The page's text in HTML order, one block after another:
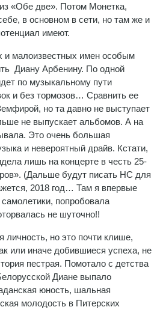
«Обе две». Потом Монетка,
в основном в сети, но там же и
имеют.
и малоизвестных имен особым
Диану Арбенину. По одной
по музыкальному пути
и без тормозов… Сравнить ее
но та давно не выступает
не выпускает альбомов. А на
Это очень большая
и невероятный драйв. Кстати,
лишь на концерте в честь 25-
(Дальше будут писать НС для
2018 год… Там я впервые
попробовала
не шуточно!!
личность, но это почти клише,
или иначе добившиеся успеха, не
пестрая. Помотало с детства
Диане выпало
юность, шальная
молодость в Питерских